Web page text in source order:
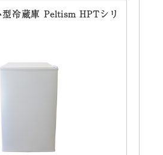
型冷蔵庫 Peltism HPTシリ